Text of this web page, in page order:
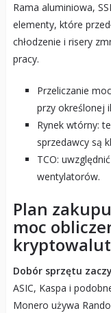
Rama aluminiowa,
elementy, które
chłodzenie i risery
pracy.
Przeliczanie
przy określonej
Rynek wtórny:
sprzedawcy są
TCO:
wentylatorów.
Plan
moc
Dobór sprzętu
ASIC, Kaspa i
Monero używa